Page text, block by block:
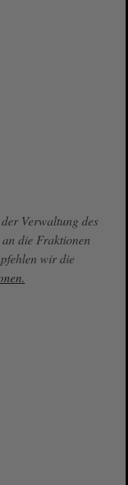
Verwaltung des
die Fraktionen
wir die